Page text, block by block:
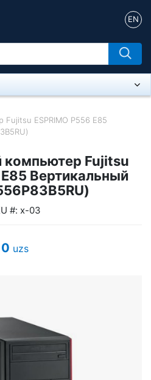
EN
Supply
ESPRIMO P556 E85
Fujitsu
E85 Вертикальный
#: x-03
0 uzs